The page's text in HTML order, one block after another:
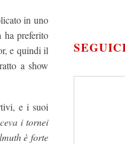
in uno
ha preferito
e quindi il
a show
e i suoi
i tornei
è forte